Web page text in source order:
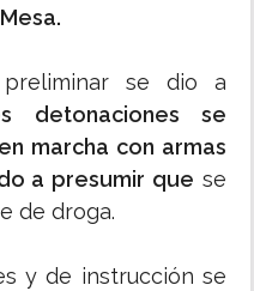
se dio a
detonaciones se
marcha con armas
a presumir que se
de droga.
y de instrucción se